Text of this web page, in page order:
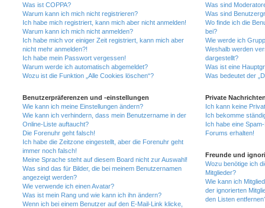
Was ist COPPA?
Warum kann ich mich nicht registrieren?
Ich habe mich registriert, kann mich aber nicht anmelden!
Warum kann ich mich nicht anmelden?
Ich habe mich vor einiger Zeit registriert, kann mich aber
nicht mehr anmelden?!
Ich habe mein Passwort vergessen!
Warum werde ich automatisch abgemeldet?
Wozu ist die Funktion „Alle Cookies löschen“?
Benutzerpräferenzen und -einstellungen
Wie kann ich meine Einstellungen ändern?
Wie kann ich verhindern, dass mein Benutzername in der
Online-Liste auftaucht?
Die Forenuhr geht falsch!
Ich habe die Zeitzone eingestellt, aber die Forenuhr geht
immer noch falsch!
Meine Sprache steht auf diesem Board nicht zur Auswahl!
Was sind das für Bilder, die bei meinem Benutzernamen
angezeigt werden?
Wie verwende ich einen Avatar?
Was ist mein Rang und wie kann ich ihn ändern?
Wenn ich bei einem Benutzer auf den E-Mail-Link klicke,
Was sind
Was sind
Wo finde ich die
bei?
Wie werde ich
Weshalb werden
dargestellt?
Was ist eine
Was bedeutet der
Private
Ich kann keine
Ich bekomme
Ich habe eine
Forums erhalten!
Freunde und
Wozu benötige ich
Mitglieder?
Wie kann ich
der ignorierten
den Listen